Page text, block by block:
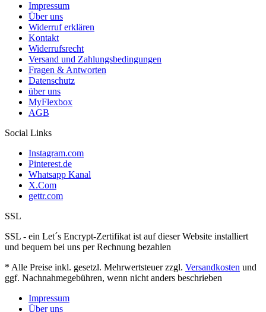
Impressum
Über uns
Widerruf erklären
Kontakt
Widerrufsrecht
Versand und Zahlungsbedingungen
Fragen & Antworten
Datenschutz
über uns
MyFlexbox
AGB
Social Links
Instagram.com
Pinterest.de
Whatsapp Kanal
X.Com
gettr.com
SSL
SSL - ein Let´s Encrypt-Zertifikat ist auf dieser Website installiert
und bequem bei uns per Rechnung bezahlen
* Alle Preise inkl. gesetzl. Mehrwertsteuer zzgl. Versandkosten und
ggf. Nachnahmegebühren, wenn nicht anders beschrieben
Impressum
Über uns